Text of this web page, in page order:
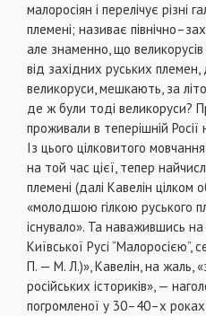
малоросіян і перелічує різні
племені; називає
але знаменно, що великорусів
від західних руських
великоруси, мешкають, за
де ж були тоді великоруси?
проживали в теперішній
Із цього цілковитого
на той час цієї, тепер
племені (далі Кавелін цілком
«молодшою гілкою руського
існувало». Та наважившись
Київської Русі
П. — М. Л.)», Кавелін, на жаль,
російських істориків», —
погромленої у 30–40–х